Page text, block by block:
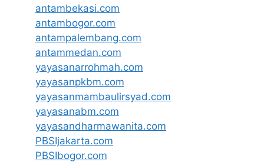
antambekasi.com
antambogor.com
antampalembang.com
antammedan.com
yayasanarrohmah.com
yayasanpkbm.com
yayasanmambaulirsyad.com
yayasanabm.com
yayasandharmawanita.com
PBSIjakarta.com
PBSIbogor.com